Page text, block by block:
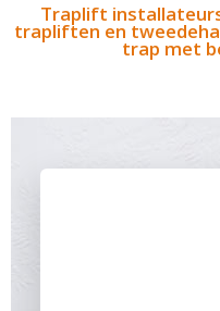
Traplift
trapliften en
trap met